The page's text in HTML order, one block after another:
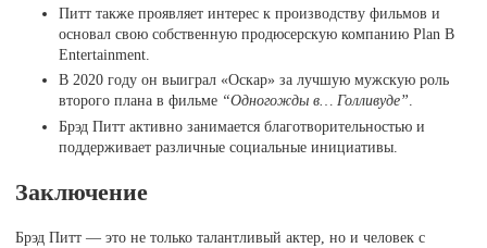
Питт также проявляет интерес к производству фильмов и
основал свою собственную продюсерскую компанию Plan B
Entertainment.
В 2020 году он выиграл «Оскар» за лучшую мужскую роль
второго плана в фильме “Одногожды в… Голливуде”.
Брэд Питт активно занимается благотворительностью и
поддерживает различные социальные инициативы.
Заключение
Брэд Питт — это не только талантливый актер, но и человек с